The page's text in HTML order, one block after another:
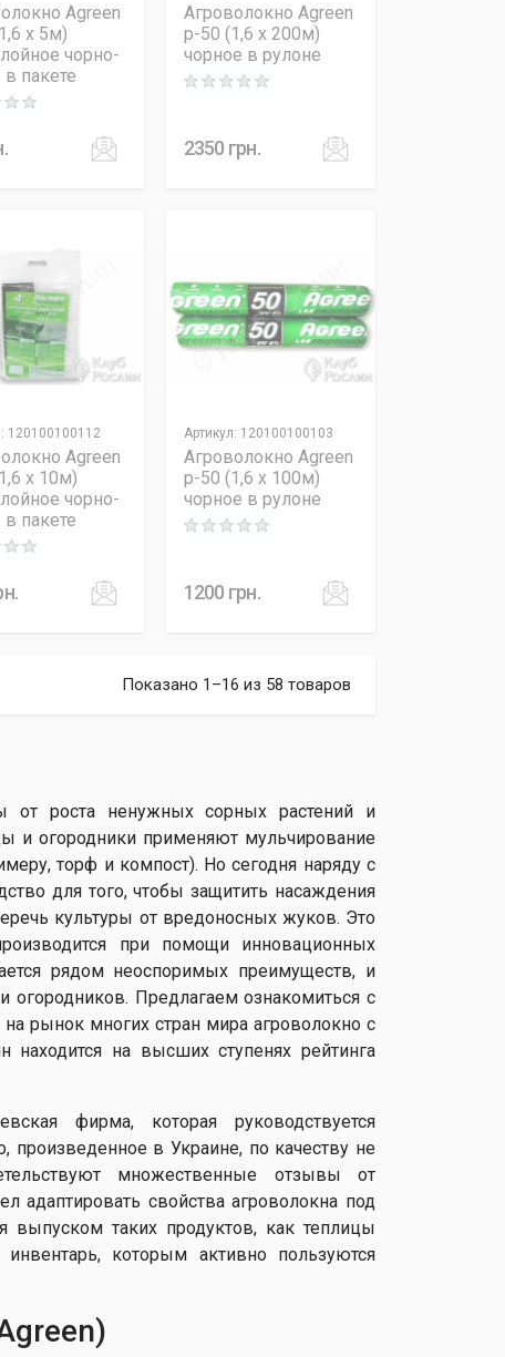
Agreen
x 5м)
чорно-
пакете
out of 5
Агроволокно Agreen
p-50 (1,6 x 200м)
чорное в рулоне
Rating: 0 out of 5
2350 грн.
: 120100100112
Agreen
x 10м)
чорно-
пакете
out of 5
Артикул: 120100100103
Агроволокно Agreen
p-50 (1,6 x 100м)
чорное в рулоне
Rating: 0 out of 5
1200 грн.
Показано 1–16 из 58 товаров
роста ненужных сорных растений и
и огородники применяют мульчирование
торф и компост). Но сегодня наряду с
для того, чтобы защитить насаждения
культуры от вредоносных жуков. Это
при помощи инновационных
рядом неоспоримых преимуществ, и
огородников. Предлагаем ознакомиться с
на рынок многих стран мира агроволокно с
находится на высших ступенях рейтинга
фирма, которая руководствуется
произведенное в Украине, по качеству не
множественные отзывы от
адаптировать свойства агроволокна под
выпуском таких продуктов, как теплицы
которым активно пользуются